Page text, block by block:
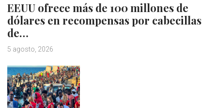
EEUU ofrece más de 100 millones de
dólares en recompensas por cabecillas
de…
5 agosto, 2026